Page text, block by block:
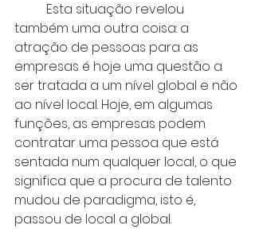
também uma outra coisa: a
atração de pessoas para as
empresas é hoje uma questão a
ser tratada a um nível global e não
ao nível local. Hoje, em algumas
funções, as empresas podem
contratar uma pessoa que está
sentada num qualquer local, o que
significa que a procura de talento
mudou de paradigma, isto é,
passou de local a global.